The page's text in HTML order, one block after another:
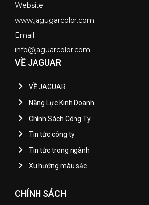
Website
www.jagugarcolor.com
Email:
info@jaguarcolor.com
VỀ JAGUAR
VỀ JAGUAR
Năng Lực Kinh Doanh
Chính Sách Công Ty
Tin tức công ty
Tin tức trong ngành
Xu hướng màu sắc
CHÍNH SÁCH